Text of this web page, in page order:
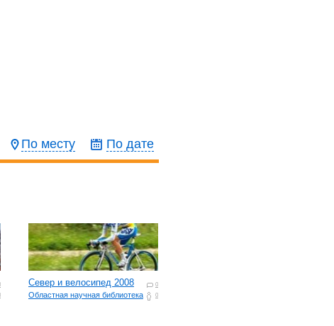
По месту По дате
0
0
Север и велосипед 2008
Областная научная библиотека